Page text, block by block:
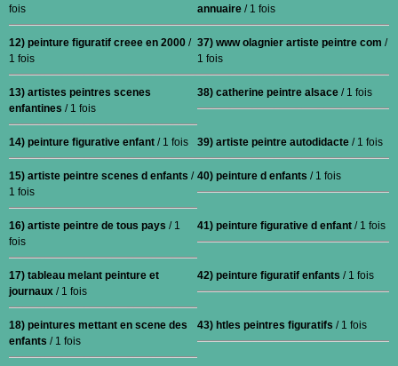
fois
annuaire / 1 fois
12) peinture figuratif creee en 2000 /
1 fois
37) www olagnier artiste peintre com /
1 fois
13) artistes peintres scenes
enfantines / 1 fois
38) catherine peintre alsace / 1 fois
14) peinture figurative enfant / 1 fois 39) artiste peintre autodidacte / 1 fois
15) artiste peintre scenes d enfants /
1 fois
40) peinture d enfants / 1 fois
16) artiste peintre de tous pays / 1
fois
41) peinture figurative d enfant / 1 fois
17) tableau melant peinture et
journaux / 1 fois
42) peinture figuratif enfants / 1 fois
18) peintures mettant en scene des
enfants / 1 fois
43) htles peintres figuratifs / 1 fois